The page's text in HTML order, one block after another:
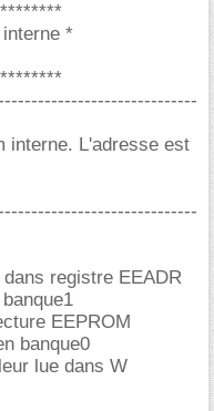
*
interne. L'adresse est
registre EEADR
EEPROM
banque0
lue dans W